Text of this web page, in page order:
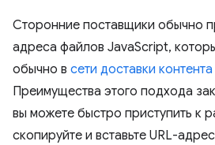
Сторонние поставщики обычно
адреса файлов JavaScript,
обычно в сети доставки
Преимущества этого подхода
вы можете быстро приступить к
скопируйте и вставьте URL-